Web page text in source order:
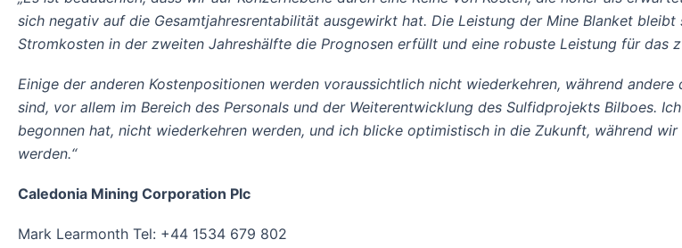
sich negativ auf die Gesamtjahresrentabilität ausgewirkt hat. Die Leistung der Mine Blanket
Stromkosten in der zweiten Jahreshälfte die Prognosen erfüllt und eine robuste Leistung für das
Einige der anderen Kostenpositionen werden voraussichtlich nicht wiederkehren, während
sind, vor allem im Bereich des Personals und der Weiterentwicklung des Sulfidprojekts Bilboes.
begonnen hat, nicht wiederkehren werden, und ich blicke optimistisch in die Zukunft, während
werden.“
Caledonia Mining Corporation Plc
Mark Learmonth Tel: +44 1534 679 802